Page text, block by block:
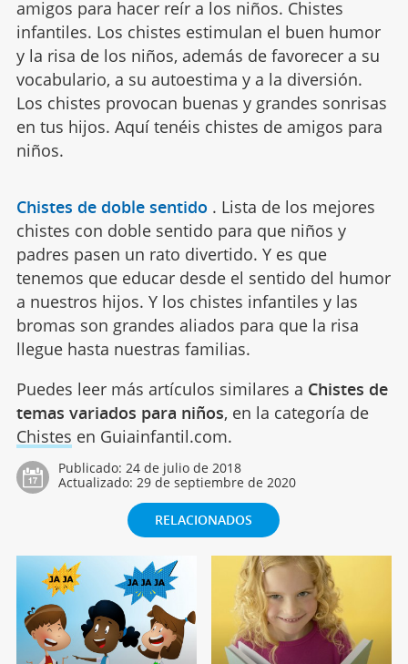
amigos para hacer reír a los niños. Chistes
infantiles. Los chistes estimulan el buen humor
y la risa de los niños, además de favorecer a su
vocabulario, a su autoestima y a la diversión.
Los chistes provocan buenas y grandes sonrisas
en tus hijos. Aquí tenéis chistes de amigos para
niños.
Chistes de doble sentido . Lista de los mejores
chistes con doble sentido para que niños y
padres pasen un rato divertido. Y es que
tenemos que educar desde el sentido del humor
a nuestros hijos. Y los chistes infantiles y las
bromas son grandes aliados para que la risa
llegue hasta nuestras familias.
Puedes leer más artículos similares a Chistes de
temas variados para niños, en la categoría de
Chistes en Guiainfantil.com.
Publicado: 24 de julio de 2018
Actualizado: 29 de septiembre de 2020
RELACIONADOS